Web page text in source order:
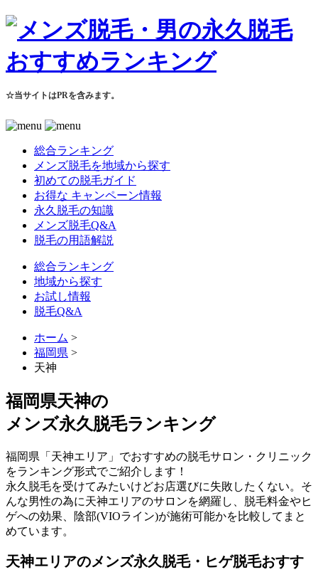
☆当サイトはPRを含みます。
総合ランキング
メンズ脱毛を地域から探す
初めての脱毛ガイド
お得な キャンペーン情報
永久脱毛の知識
メンズ脱毛Q&A
脱毛の用語解説
総合ランキング
地域から探す
お試し情報
脱毛Q&A
ホーム >
福岡県 >
天神
福岡県天神の
メンズ永久脱毛ランキング
福岡県「天神エリア」でおすすめの脱毛サロン・クリニック
をランキング形式でご紹介します！
永久脱毛を受けてみたいけどお店選びに失敗したくない。そ
んな男性の為に天神エリアのサロンを網羅し、脱毛料金やヒ
ゲへの効果、陰部(VIOライン)が施術可能かを比較してまと
めています。
天神エリアのメンズ永久脱毛・ヒゲ脱毛おすす